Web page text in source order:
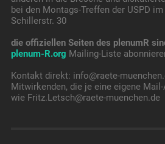
bei den Montags-Treffen der USPD
Schillerstr. 30
die offiziellen Seiten des plenumR
plenum-R.org Mailing-Liste
Kontakt direkt: info@raete-
Mitwirkenden, die je eine eigene
wie Fritz.Letsch@raete-muenchen.de